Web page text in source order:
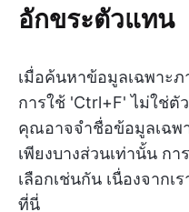
อักขระตัวแทน
เมื่อค้นหาข้อมูลเฉพาะ
การใช้ 'Ctrl+F' ไม่ใช่ตั
คุณอาจจำชื่อข้อมูลเฉพ
เพียงบางส่วนเท่านั้น ก
เลือกเช่นกัน เนื่องจาก
ที่นี่